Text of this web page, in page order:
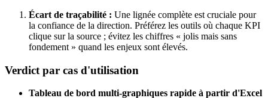
Écart de traçabilité : Une lignée complète est cruciale pour
la confiance de la direction. Préférez les outils où chaque KPI
clique sur la source ; évitez les chiffres « jolis mais sans
fondement » quand les enjeux sont élevés.
Verdict par cas d'utilisation
Tableau de bord multi-graphiques rapide à partir d'Excel